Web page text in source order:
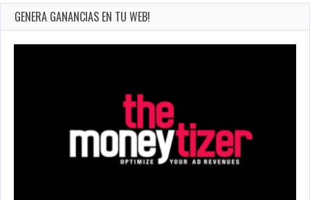
GENERA GANANCIAS EN TU WEB!